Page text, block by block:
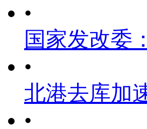
•
国家发改委
•
北港去库加
•